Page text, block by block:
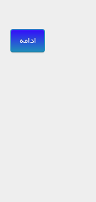
ادامه